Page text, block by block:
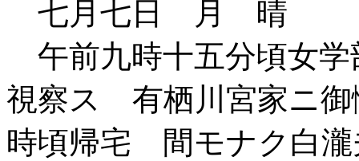
七月七日 月 晴
午前九時十五分頃女
視察ス 有栖川宮家ニ御
時頃帰宅 間モナク白